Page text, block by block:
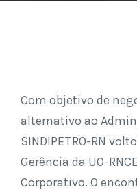
Com objetivo de
alternativo ao
SINDIPETRO-RN
Gerência da UO-
Corporativo. O